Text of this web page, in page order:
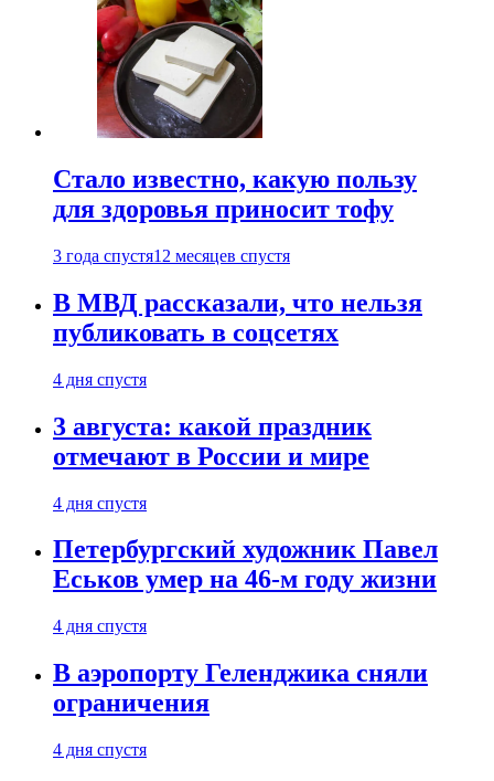
Стало известно, какую пользу
для здоровья приносит тофу
3 года спустя12 месяцев спустя
В МВД рассказали, что нельзя
публиковать в соцсетях
4 дня спустя
3 августа: какой праздник
отмечают в России и мире
4 дня спустя
Петербургский художник Павел
Еськов умер на 46-м году жизни
4 дня спустя
В аэропорту Геленджика сняли
ограничения
4 дня спустя